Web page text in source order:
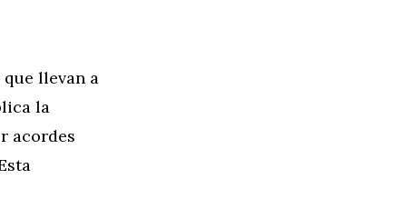
llevan a
la
acordes